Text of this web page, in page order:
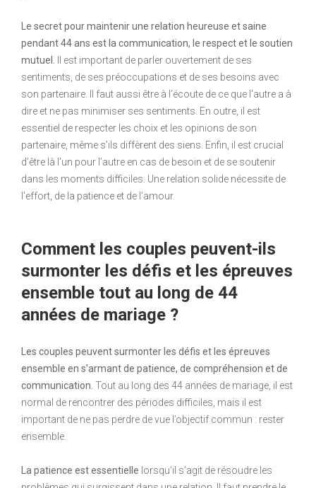
Le secret pour maintenir une relation heureuse et saine
pendant 44 ans est la communication, le respect et le soutien
mutuel. Il est important de parler ouvertement de ses
sentiments, de ses préoccupations et de ses besoins avec
son partenaire. Il faut aussi être à l’écoute de ce que l’autre a à
dire et ne pas minimiser ses sentiments. En outre, il est
essentiel de respecter les choix et les opinions de son
partenaire, même s’ils diffèrent des siens. Enfin, il est crucial
d’être là l’un pour l’autre en cas de besoin et de se soutenir
dans les moments difficiles. Une relation solide nécessite de
l’effort, de la patience et de l’amour.
Comment les couples peuvent-ils
surmonter les défis et les épreuves
ensemble tout au long de 44
années de mariage ?
Les couples peuvent surmonter les défis et les épreuves
ensemble en s’armant de patience, de compréhension et de
communication. Tout au long des 44 années de mariage, il est
normal de rencontrer des périodes difficiles, mais il est
important de ne pas perdre de vue l’objectif commun : rester
ensemble.
La patience est essentielle lorsqu’il s’agit de résoudre les